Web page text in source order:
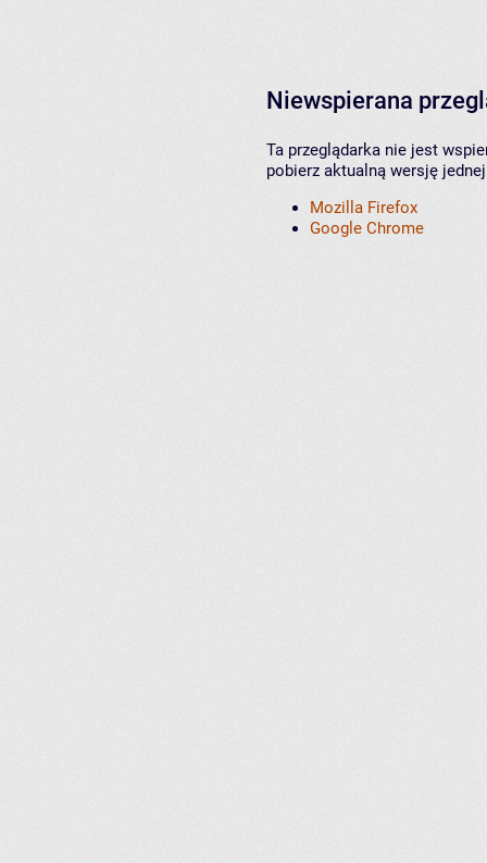
Niewspierana
Ta przeglądarka nie jest
pobierz aktualną wersję
Mozilla Firefox
Google Chrome